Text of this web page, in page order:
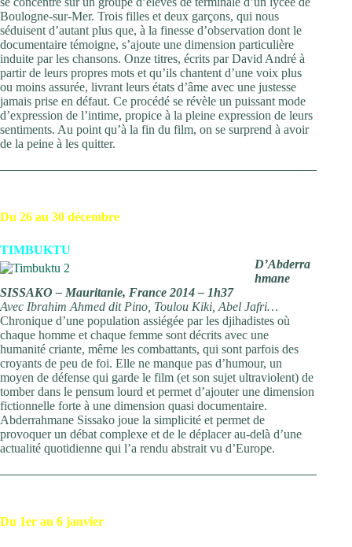
Boulogne-sur-Mer. Trois filles et deux garçons, qui nous
séduisent d’autant plus que, à la finesse d’observation dont le
documentaire témoigne, s’ajoute une dimension particulière
induite par les chansons. Onze titres, écrits par David André à
partir de leurs propres mots et qu’ils chantent d’une voix plus
ou moins assurée, livrant leurs états d’âme avec une justesse
jamais prise en défaut. Ce procédé se révèle un puissant mode
d’expression de l’intime, propice à la pleine expression de leurs
sentiments. Au point qu’à la fin du film, on se surprend à avoir
de la peine à les quitter.
Du 26 au 30 décembre
TIMBUKTU
D’Abderra
hmane
SISSAKO – Mauritanie, France 2014 – 1h37
Avec Ibrahim Ahmed dit Pino, Toulou Kiki, Abel Jafri…
Chronique d’une population assiégée par les djihadistes où
chaque homme et chaque femme sont décrits avec une
humanité criante, même les combattants, qui sont parfois des
croyants de peu de foi. Elle ne manque pas d’humour, un
moyen de défense qui garde le film (et son sujet ultraviolent) de
tomber dans le pensum lourd et permet d’ajouter une dimension
fictionnelle forte à une dimension quasi documentaire.
Abderrahmane Sissako joue la simplicité et permet de
provoquer un débat complexe et de le déplacer au-delà d’une
actualité quotidienne qui l’a rendu abstrait vu d’Europe.
Du 1er au 6 janvier